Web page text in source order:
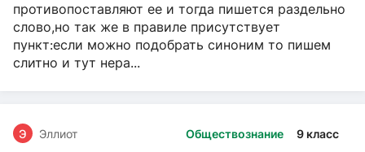
противопоставляют ее и тогда пишется раздельно
слово,но так же в правиле присутствует
пункт:если можно подобрать синоним то пишем
слитно и тут нера...
Обществознание 9 класс
Э Эллиот